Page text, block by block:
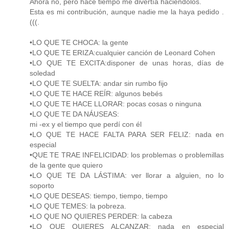
Esta es mi contribución, aunque nadie me la haya pedido .
(((.
•LO QUE TE CHOCA: la gente
•LO QUE TE ERIZA:cualquier canción de Leonard Cohen
•LO QUE TE EXCITA:disponer de unas horas, días de
soledad
•LO QUE TE SUELTA: andar sin rumbo fijo
•LO QUE TE HACE REÍR: algunos bebés
•LO QUE TE HACE LLORAR: pocas cosas o ninguna
•LO QUE TE DA NÁUSEAS:
mi -ex y el tiempo que perdí con él
•LO QUE TE HACE FALTA PARA SER FELIZ: nada en
especial
•QUE TE TRAE INFELICIDAD: los problemas o problemillas
de la gente que quiero
•LO QUE TE DA LÁSTIMA: ver llorar a alguien, no lo
soporto
•LO QUE DESEAS: tiempo, tiempo, tiempo
•LO QUE TEMES: la pobreza.
•LO QUE NO QUIERES PERDER: la cabeza
•LO QUE QUIERES ALCANZAR: nada en especial